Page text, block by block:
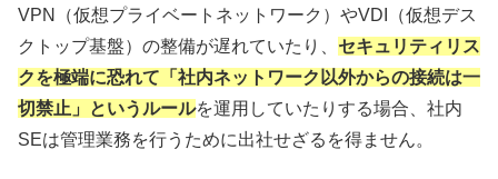
VPN（仮想プライベートネットワーク）やVDI（仮想デス
クトップ基盤）の整備が遅れていたり、 セキュリティリス
クを極端に恐れて「社内ネットワーク以外からの接続は一
切禁止」というルールを運用していたりする場合、社内
SEは管理業務を行うために出社せざるを得ません。